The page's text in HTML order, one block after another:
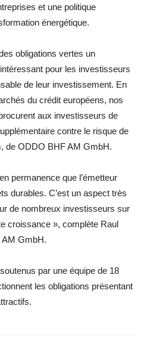
et une politique
énergétique.
obligations vertes un
pour les investisseurs
de leur investissement. En
du crédit européens, nos
aux investisseurs de
contre le risque de
de ODDO BHF AM GmbH.
permanence que l’émetteur
durables. C’est un aspect très
de nombreux investisseurs sur
croissance », complète Raul
GmbH.
par une équipe de 18
les obligations présentant